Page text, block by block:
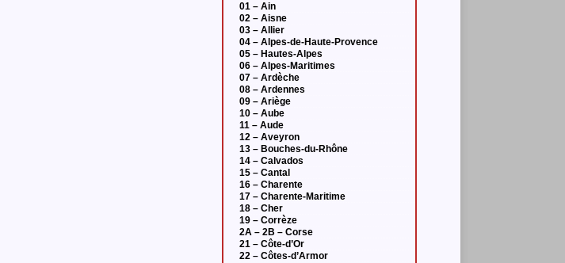
01 – Ain
02 – Aisne
03 – Allier
04 – Alpes-de-Haute-Provence
05 – Hautes-Alpes
06 – Alpes-Maritimes
07 – Ardèche
08 – Ardennes
09 – Ariège
10 – Aube
11 – Aude
12 – Aveyron
13 – Bouches-du-Rhône
14 – Calvados
15 – Cantal
16 – Charente
17 – Charente-Maritime
18 – Cher
19 – Corrèze
2A – 2B – Corse
21 – Côte-d’Or
22 – Côtes-d’Armor